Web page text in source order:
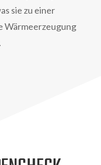
sie zu einer
Wärmeerzeugung